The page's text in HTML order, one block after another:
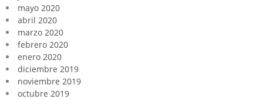
mayo 2020
abril 2020
marzo 2020
febrero 2020
enero 2020
diciembre 2019
noviembre 2019
octubre 2019